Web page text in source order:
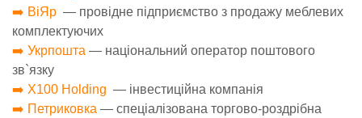
➡️ ВіЯр — провідне підприємство з продажу меблевих
комплектуючих
➡️ Укрпошта — національний оператор поштового
зв`язку
➡️ X100 Holding — інвестиційна компанія
➡️ Петриковка — спеціалізована торгово-роздрібна